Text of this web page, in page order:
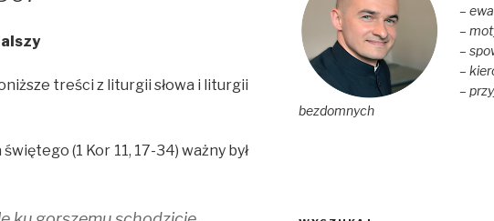
treści z liturgii słowa i liturgii
(1 Kor 11, 17-34) ważny był
–
–
–
–
–
bezdomnych